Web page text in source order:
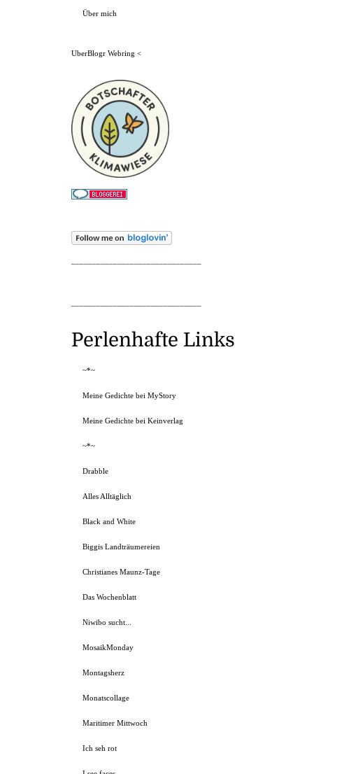
Über mich
UberBlogr Webring <
Perlenhafte Links
~*~
Meine Gedichte bei MyStory
Meine Gedichte bei Keinverlag
~*~
Drabble
Alles Alltäglich
Black and White
Biggis Landträumereien
Christianes Maunz-Tage
Das Wochenblatt
Niwibo sucht...
MosaikMonday
Montagsherz
Monatscollage
Maritimer Mittwoch
Ich seh rot